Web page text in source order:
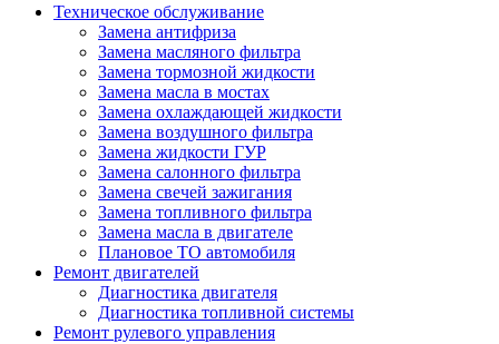
Техническое обслуживание
Замена антифриза
Замена масляного фильтра
Замена тормозной жидкости
Замена масла в мостах
Замена охлаждающей жидкости
Замена воздушного фильтра
Замена жидкости ГУР
Замена салонного фильтра
Замена свечей зажигания
Замена топливного фильтра
Замена масла в двигателе
Плановое ТО автомобиля
Ремонт двигателей
Диагностика двигателя
Диагностика топливной системы
Ремонт рулевого управления